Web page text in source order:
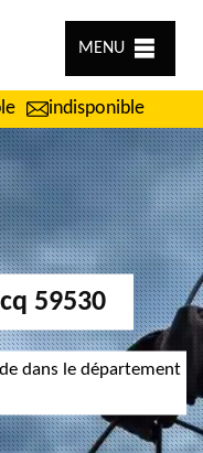
MENU
indisponible
59530
dans le département